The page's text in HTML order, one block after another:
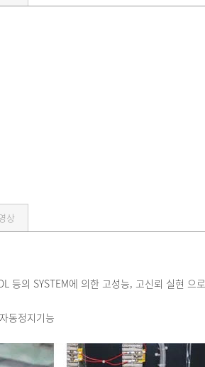
상
등의 SYSTEM에 의한 고성능, 고신뢰 실현 으로
동정지기능